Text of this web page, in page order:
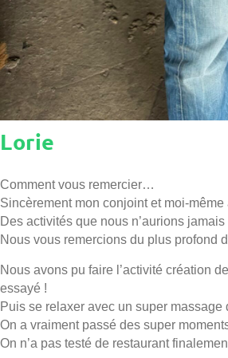
Lorie
Comment vous remercier…
Sincèrement mon conjoint et moi-
Des activités que nous n’aurions
Nous vous remercions du plus profond
Nous avons pu faire l’activité création
essayé !
Puis se relaxer avec un super
On a vraiment passé des super
On n’a pas testé de restaurant